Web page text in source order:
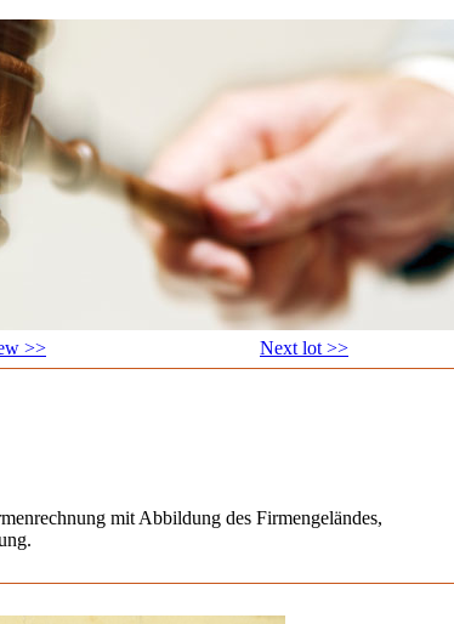
>>
Next lot >>
mit Abbildung des Firmengeländes,